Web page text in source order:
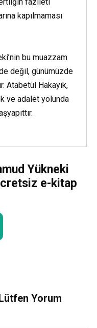
kapılmaması
bu muazzam
değil, günümüzde
Atabetül Hakayık,
ve adalet yolunda
Yükneki
e-kitap
Yorum